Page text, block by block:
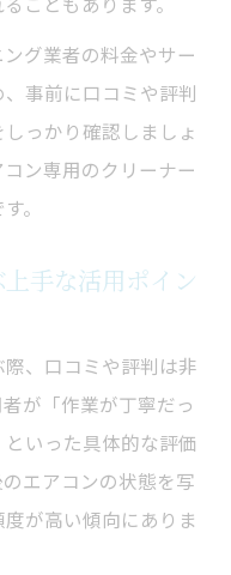
グ業者の料金やサー
事前に口コミや評判
っかり確認しましょ
ン専用のクリーナー
。
手な活用ポイン
、口コミや評判は非
が「作業が丁寧だっ
いった具体的な評価
エアコンの状態を写
が高い傾向にありま